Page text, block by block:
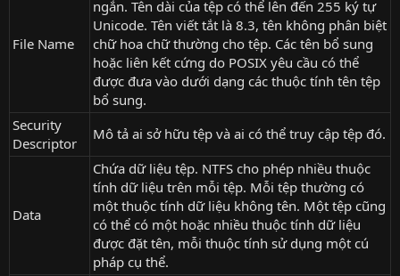
File Name
ngắn. Tên dài của tệp có thể lên đến 255 ký tự
Unicode. Tên viết tắt là 8.3, tên không phân biệt
chữ hoa chữ thường cho tệp. Các tên bổ sung
hoặc liên kết cứng do POSIX yêu cầu có thể
được đưa vào dưới dạng các thuộc tính tên tệp
bổ sung.
Security
Descriptor
Mô tả ai sở hữu tệp và ai có thể truy cập tệp đó.
Data
Chứa dữ liệu tệp. NTFS cho phép nhiều thuộc
tính dữ liệu trên mỗi tệp. Mỗi tệp thường có
một thuộc tính dữ liệu không tên. Một tệp cũng
có thể có một hoặc nhiều thuộc tính dữ liệu
được đặt tên, mỗi thuộc tính sử dụng một cú
pháp cụ thể.